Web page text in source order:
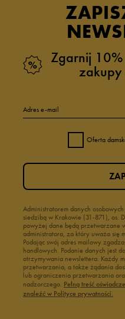
Zgarnij
zakupy
Adres e-mail
Oferta
Administratorem danych
siedzibą w Krakowie (31-871), os.
powyżej dane będą przetwarzane
administratora, za który uważa się
Podając swój adres mailowy
handlowych. Podanie danych jest
otrzymywania newslettera. Każdy
przetwarzania, a także żądania
lub ograniczenia przetwarzania
nadzorczego. Pełną treść
znaleźć w Polityce prywatności.